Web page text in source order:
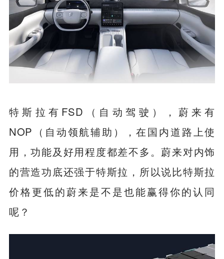
特斯拉有FSD（自动驾驶），蔚来有
NOP（自动领航辅助），在国内道路上使
用，功能及好用程度都差不多。蔚来对内饰
的营造功底还强于特斯拉，所以说比特斯拉
价格更低的蔚来是不是也能赢得你的认同
呢？